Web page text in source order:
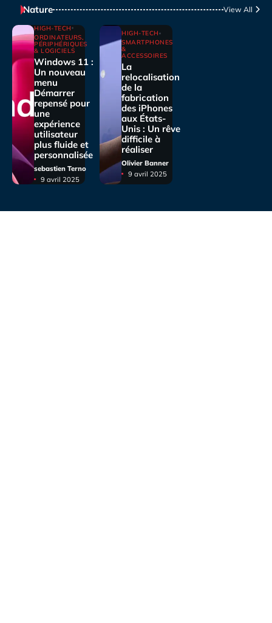
Nature View All
HIGH-TECH
ORDINATEURS,
PÉRIPHÉRIQUES
& LOGICIELS
Windows 11 :
Un nouveau
menu
Démarrer
repensé pour
une
expérience
utilisateur
plus fluide et
personnalisée
sebastien Terno
9 avril 2025
HIGH-TECH
SMARTPHONES
&
ACCESSOIRES
La
relocalisation
de la
fabrication
des iPhones
aux États-
Unis : Un rêve
difficile à
réaliser
Olivier Banner
9 avril 2025